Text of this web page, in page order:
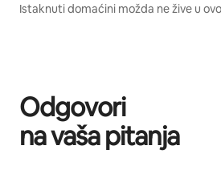
Istaknuti domaćini možda ne žive u
Odgovori
na vaša pitanja